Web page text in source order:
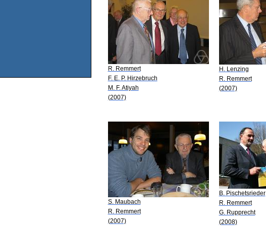
R. Remmert
F. E. P. Hirzebruch
M. F. Atiyah
(2007)
H. Lenzing
R. Remmert
(2007)
S. Maubach
R. Remmert
(2007)
B. Pischetsrieder
R. Remmert
G. Rupprecht
(2008)